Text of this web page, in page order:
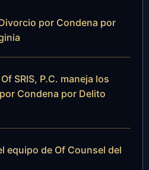
por Condena por
SRIS, P.C. maneja los
Condena por Delito
equipo de Of Counsel del